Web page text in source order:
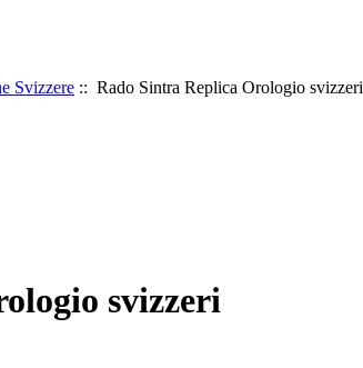
Svizzere :: Rado Sintra Replica Orologio svizzeri
svizzeri